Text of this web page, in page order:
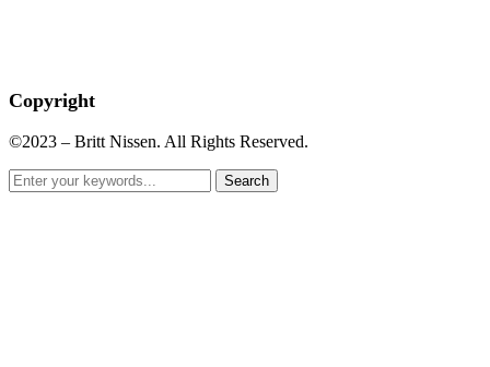
Copyright
©2023 – Britt Nissen. All Rights Reserved.